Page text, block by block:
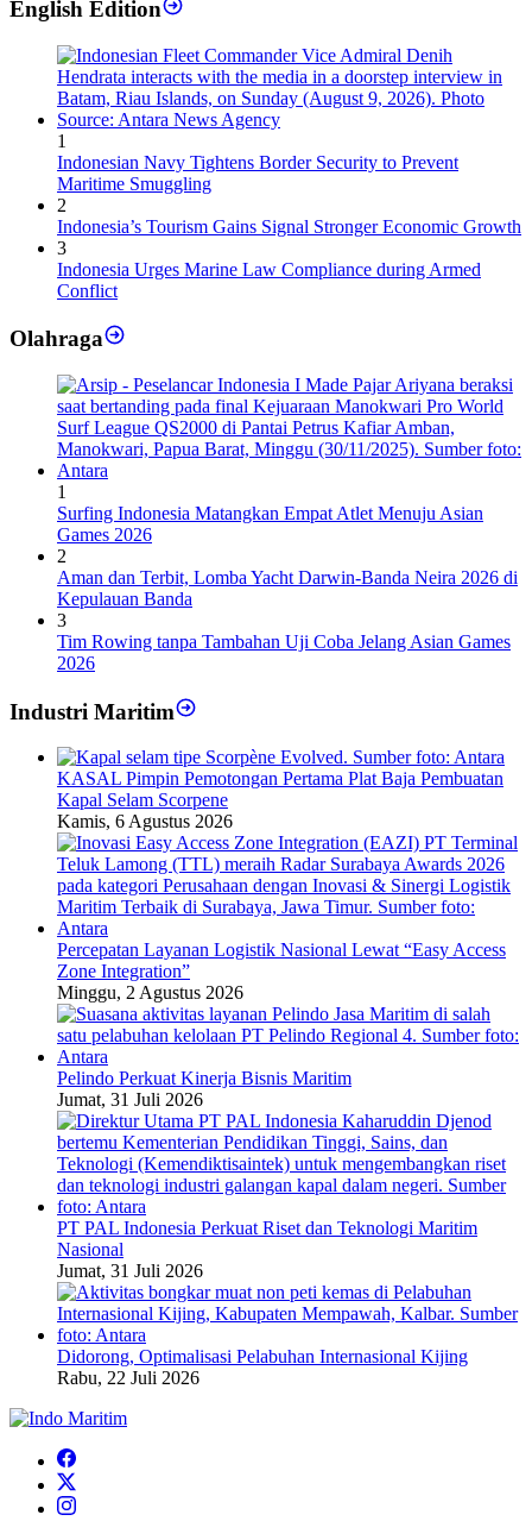
English Edition
1
Indonesian Navy Tightens Border Security to Prevent
Maritime Smuggling
2
Indonesia’s Tourism Gains Signal Stronger Economic Growth
3
Indonesia Urges Marine Law Compliance during Armed
Conflict
Olahraga
1
Surfing Indonesia Matangkan Empat Atlet Menuju Asian
Games 2026
2
Aman dan Terbit, Lomba Yacht Darwin-Banda Neira 2026 di
Kepulauan Banda
3
Tim Rowing tanpa Tambahan Uji Coba Jelang Asian Games
2026
Industri Maritim
KASAL Pimpin Pemotongan Pertama Plat Baja Pembuatan
Kapal Selam Scorpene
Kamis, 6 Agustus 2026
Percepatan Layanan Logistik Nasional Lewat “Easy Access
Zone Integration”
Minggu, 2 Agustus 2026
Pelindo Perkuat Kinerja Bisnis Maritim
Jumat, 31 Juli 2026
PT PAL Indonesia Perkuat Riset dan Teknologi Maritim
Nasional
Jumat, 31 Juli 2026
Didorong, Optimalisasi Pelabuhan Internasional Kijing
Rabu, 22 Juli 2026